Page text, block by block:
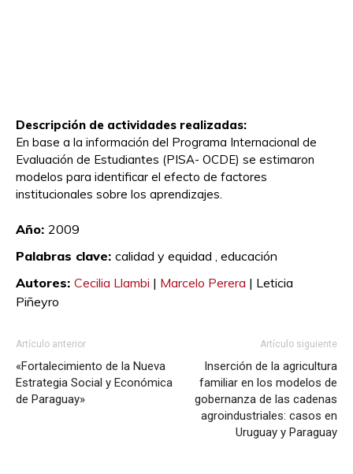
Descripción de actividades realizadas:
En base a la información del Programa Internacional de
Evaluación de Estudiantes (PISA- OCDE) se estimaron
modelos para identificar el efecto de factores
institucionales sobre los aprendizajes.
Año: 2009
Palabras clave: calidad y equidad , educación
Autores: Cecilia Llambi | Marcelo Perera | Leticia
Piñeyro
Artículo anterior
«Fortalecimiento de la Nueva
Estrategia Social y Económica
de Paraguay»
Artículo siguiente
Inserción de la agricultura
familiar en los modelos de
gobernanza de las cadenas
agroindustriales: casos en
Uruguay y Paraguay